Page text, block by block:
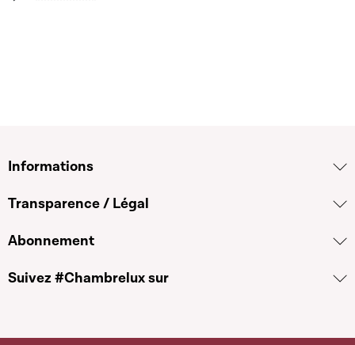
Informations
Transparence / Légal
Abonnement
Suivez #Chambrelux sur